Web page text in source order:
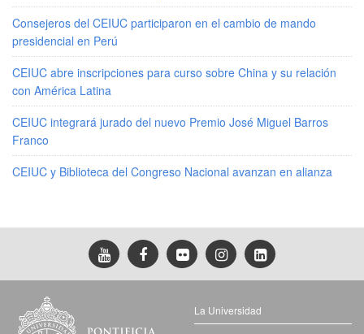
Consejeros del CEIUC participaron en el cambio de mando
presidencial en Perú
CEIUC abre inscripciones para curso sobre China y su relación
con América Latina
CEIUC integrará jurado del nuevo Premio José Miguel Barros
Franco
CEIUC y Biblioteca del Congreso Nacional avanzan en alianza
La Universidad